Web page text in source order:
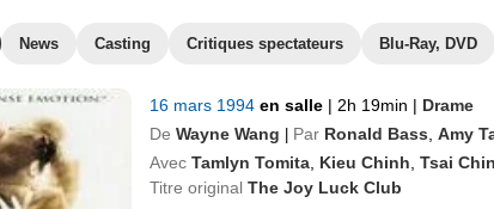
News Casting Critiques spectateurs Blu-Ray, DVD
16 mars 1994 en salle | 2h 19min | Drame
De Wayne Wang Par Ronald Bass Amy
Avec Tamlyn Tomita Kieu Chinh Tsai Chin
Titre original The Joy Luck Club